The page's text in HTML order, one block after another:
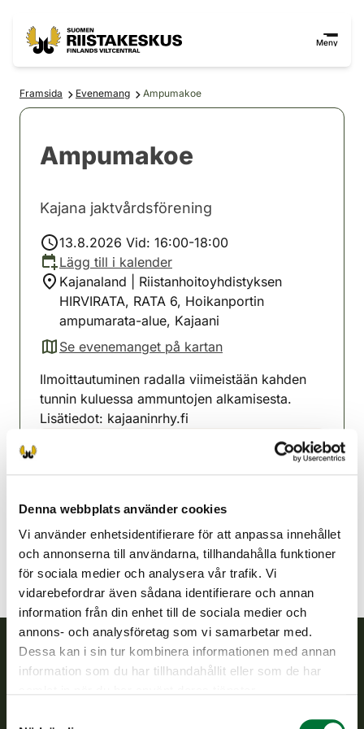
Denna webbplats använder cookies
Vi använder enhetsidentifierare för att anpassa innehållet
och annonserna till användarna, tillhandahålla funktioner
för sociala medier och analysera vår trafik. Vi
vidarebefordrar även sådana identifierare och annan
information från din enhet till de sociala medier och
annons- och analysföretag som vi samarbetar med.
Dessa kan i sin tur kombinera informationen med annan
information som du har tillhandahållit eller som de har
Meny
Framsida Evenemang Ampumakoe
Ampumakoe
Kajana jaktvårdsförening
13.8.2026 Vid: 16:00-18:00
Lägg till i kalender
Kajanaland | Riistanhoitoyhdistyksen
HIRVIRATA, RATA 6, Hoikanportin
ampumarata-alue, Kajaani
Se evenemanget på kartan
(avautuu uuteen välilehteen)
Ilmoittautuminen radalla viimeistään kahden
tunnin kuluessa ammuntojen alkamisesta.
Lisätiedot: kajaaninrhy.fi
Kajanaland
kajaani@rhy.riista.fi
Finlands viltcentral